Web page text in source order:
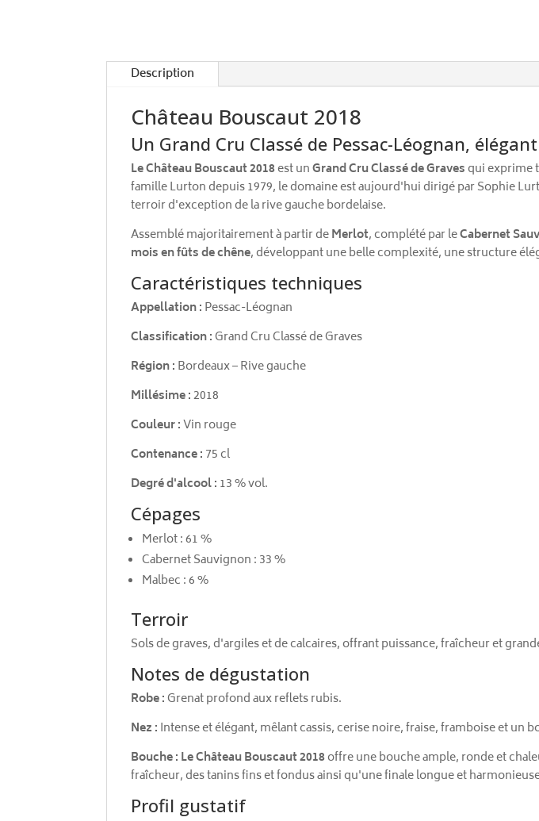
Description
Château Bouscaut 2018
Un Grand Cru Classé de Pessac-Léognan,
Le Château Bouscaut 2018est unGrand Cru Classé de Gravesqui exprime
famille Lurton depuis 1979, le domaine est aujourd'hui dirigé par Sophie
terroir d'exception de la rive gauche bordelaise.
Assemblé majoritairement à partir deMerlot, complété par leCabernet
mois en fûts de chêne, développant une belle complexité, une structure
Caractéristiques techniques
Appellation : Pessac-Léognan
Classification :Grand Cru Classé de Graves
Région : Bordeaux – Rive gauche
Millésime :2018
Couleur :Vin rouge
Contenance : 75 cl
Degré d'alcool : 13 % vol.
Cépages
Merlot : 61 %
Cabernet Sauvignon : 33 %
Malbec : 6 %
Terroir
Sols de graves, d'argiles et de calcaires, offrant puissance, fraîcheur et
Notes de dégustation
Robe :Grenat profond aux reflets rubis.
Nez : Intense et élégant, mêlant cassis, cerise noire, fraise, framboise et un
Bouche : Le Château Bouscaut 2018offre une bouche ample, ronde et
fraîcheur, des tanins fins et fondus ainsi qu'une finale longue et
Profil gustatif